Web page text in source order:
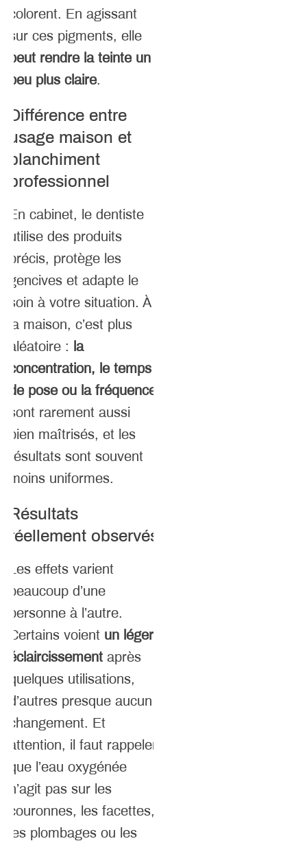
colorent. En agissant
sur ces pigments, elle
peut rendre la teinte un
peu plus claire.
Différence entre
usage maison et
blanchiment
professionnel
En cabinet, le dentiste
utilise des produits
précis, protège les
gencives et adapte le
soin à votre situation. À
la maison, c’est plus
aléatoire :
la
concentration, le temps
de pose ou la fréquence
sont rarement aussi
bien maîtrisés, et les
résultats sont souvent
moins uniformes.
Résultats
réellement observés
Les effets varient
beaucoup d’une
personne à l’autre.
Certains voient un léger
éclaircissement après
quelques utilisations,
d’autres presque aucun
changement. Et
attention, il faut rappeler
que l’eau oxygénée
n’agit pas sur les
couronnes, les facettes,
les plombages ou les